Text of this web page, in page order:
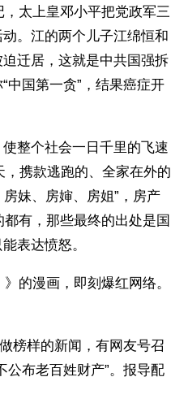
太上皇邓小平把党政军三
。江的两个儿子江绵恒和
迁居，这就是中共国强拆
中国第一贪”，结果癌症开
整个社会一日千里的飞速
携款逃跑的、全家在外的
妹、房婶、房姐”，房产
有，那些最终的出处是国
表达愤怒。
的漫画，即刻爆红网络。
榜样的新闻，有网友号召
公布老百姓财产”。报导配